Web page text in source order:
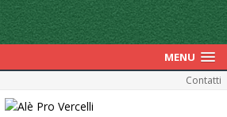
MENU
Contatti